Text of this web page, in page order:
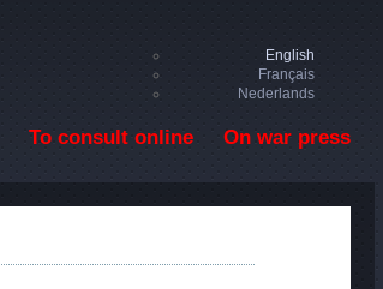
English
Français
Nederlands
To consult online On war press